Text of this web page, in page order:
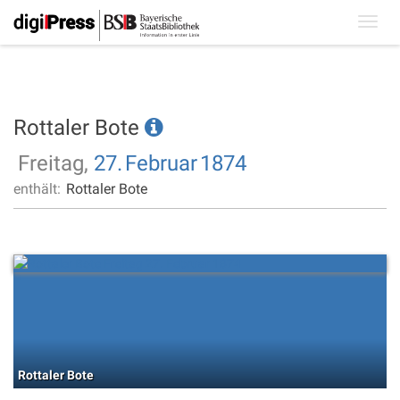
Rottaler Bote
Freitag, 27. Februar1874
enthält: Rottaler Bote
Rottaler Bote